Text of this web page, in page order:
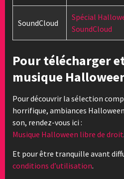
SoundCloud
Spécial
SoundCloud
Pour télécharger
musique
Pour découvrir la sélection
horrifique, ambiances
son, rendez-vous ici :
Musique Halloween libre de droit.
Et pour être tranquille avant
conditions d’utilisation.